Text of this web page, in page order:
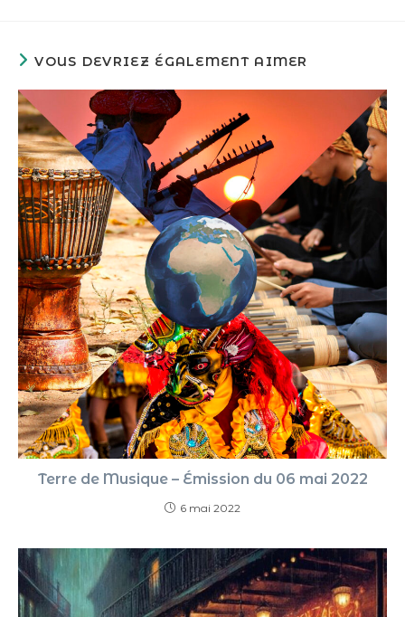
VOUS DEVRIEZ ÉGALEMENT AIMER
Terre de Musique – Émission du 06 mai 2022
6 mai 2022